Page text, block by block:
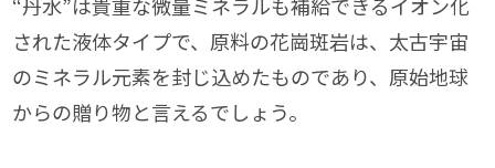
された液体タイプで、原料の花崗斑岩は、太古宇宙
のミネラル元素を封じ込めたものであり、原始地球
からの贈り物と言えるでしょう。